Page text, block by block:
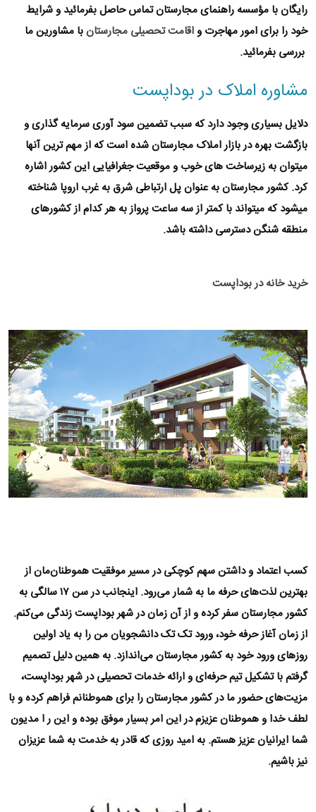
رایگان با مؤسسه راهنمای مجارستانتماس حاصل بفرمائید و شرایط
خود را برای امورمهاجرت واقامت تحصیلی مجارستانبا مشاورین ما
بررسی بفرمائید.
مشاوره املاک در بوداپست
دلایل بسیاری وجود دارد که سبب تضمین سود آوری سرمایه گذاری و
بازگشت بهره دربازار املاک مجارستانشده است که از مهم ترین آنها
میتوان به زیرساخت های خوب و موقعیت جغرافیایی این کشور اشاره
کرد. کشور مجارستان به عنوان پل ارتباطی شرق به غرب اروپا شناخته
میشود که میتواند با کمتر از سه ساعت پرواز به هر کدام ازکشورهای
منطقه شنگندسترسی داشته باشد.
خرید خانه در بوداپست
کسب اعتماد و داشتن سهم کوچکی در مسیر موفقیت هموطنان‌مان از
بهترین لذت‌های حرفه ما به شمار می‌رود. اینجانب در سن ۱۷ سالگی به
کشور مجارستان سفر کرده و از آن زمان در شهر بوداپست زندگی می‌کنم.
از زمان آغاز حرفه خود، ورود تک تک دانشجویان من را به یاد اولین
روزهای ورود خود به کشور مجارستان می‌اندازد. به همین دليل تصمیم
گرفتم با تشکیل تیم حرفه‌ای و ارائه خدمات تحصیلی در شهر بوداپست،
مزیت‌های حضور ما در کشور مجارستان را برای هموطنانم فراهم کرده و با
لطف خدا و هموطنان عزیزم در این امر بسیار موفق بوده و این ر ا مدیون
شما ایرانیان عزیز هستم. به امید روزی که قادر به خدمت به شما عزیزان
نیز باشیم.